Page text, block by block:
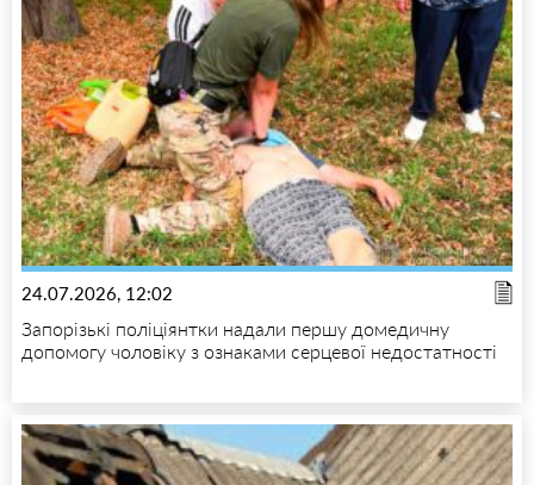
24.07.2026, 12:02
Запорізькі поліціянтки надали першу домедичну
допомогу чоловіку з ознаками серцевої недостатності